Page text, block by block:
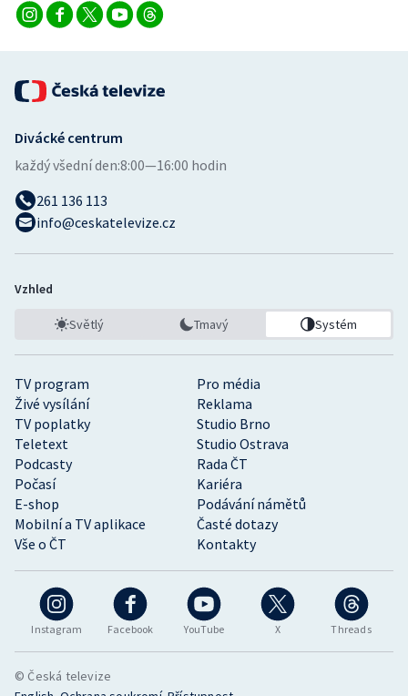
Vodní slalom
Instagram Facebook YouTube X Threads
TV program
Pro média
Živé vysílání
Reklama
TV poplatky
Studio Brno
Teletext
Studio Ostrava
Podcasty
Rada ČT
Počasí
Kariéra
E-shop
Podávání námětů
Mobilní a TV aplikace
Časté dotazy
Vše o ČT
Kontakty
Divácké centrum
každý všední den:8:00—16:00 hodin
261 136 113
info@ceskatelevize.cz
Vzhled
Světlý Tmavý Systém
© Česká televize